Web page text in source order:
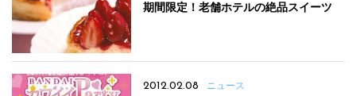
期間限定！老舗ホテルの絶品スイーツ
2012.02.08 ニュース